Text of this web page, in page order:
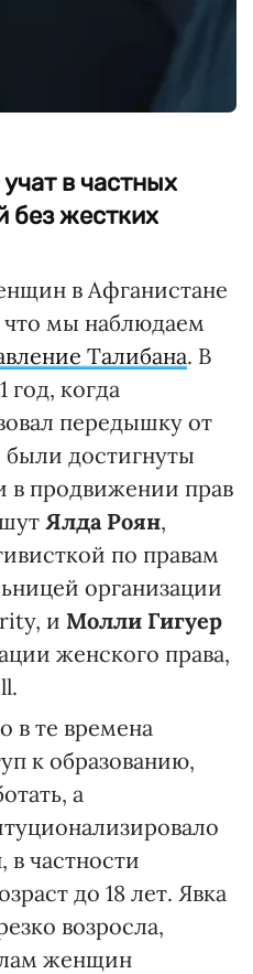
в частных
без жестких
в Афганистане
что мы наблюдаем
Талибана. В
год, когда
передышку от
были достигнуты
в продвижении прав
Ялда Роян,
по правам
организации
и Молли Гигуер
женского права,
в те времена
к образованию,
а
частности
до 18 лет. Явка
возросла,
женщин